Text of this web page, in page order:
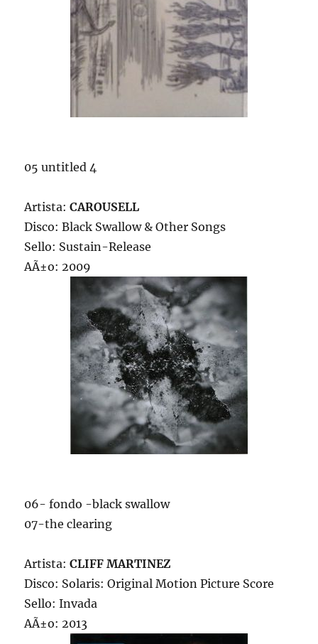
05 untitled 4
Artista:CAROUSELL
Disco: Black Swallow & Other Songs
Sello: Sustain-Release
AÃ±o: 2009
06- fondo -black swallow
07-the clearing
Artista:CLIFF MARTINEZ
Disco: Solaris: Original Motion Picture Score
Sello: Invada
AÃ±o: 2013